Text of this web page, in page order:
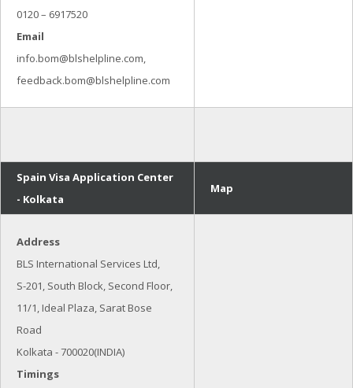
0120 – 6917520
Email
info.bom@blshelpline.com,
feedback.bom@blshelpline.com
Spain Visa Application Center
- Kolkata
Map
Address
BLS International Services Ltd,
S-201, South Block, Second Floor,
11/1, Ideal Plaza, Sarat Bose
Road
Kolkata - 700020(INDIA)
Timings